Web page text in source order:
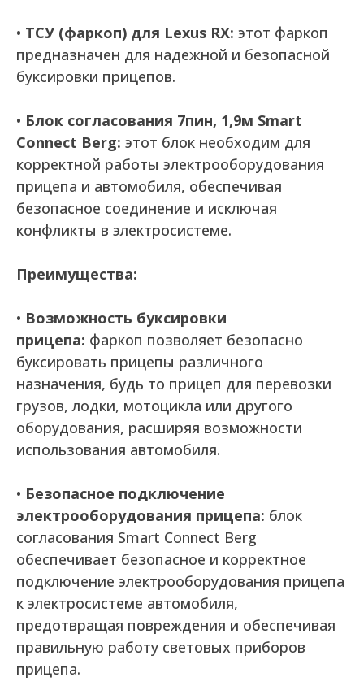
• ТСУ (фаркоп) для Lexus RX: этот фаркоп
предназначен для надежной и безопасной
буксировки прицепов.
• Блок согласования 7пин, 1,9м Smart
Connect Berg: этот блок необходим для
корректной работы электрооборудования
прицепа и автомобиля, обеспечивая
безопасное соединение и исключая
конфликты в электросистеме.
Преимущества:
• Возможность буксировки
прицепа: фаркоп позволяет безопасно
буксировать прицепы различного
назначения, будь то прицеп для перевозки
грузов, лодки, мотоцикла или другого
оборудования, расширяя возможности
использования автомобиля.
• Безопасное подключение
электрооборудования прицепа: блок
согласования Smart Connect Berg
обеспечивает безопасное и корректное
подключение электрооборудования прицепа
к электросистеме автомобиля,
предотвращая повреждения и обеспечивая
правильную работу световых приборов
прицепа.